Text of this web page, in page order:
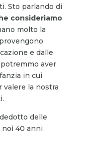
Sto parlando di
consideriamo
molto la
e dalle
aver
in cui
valere la nostra
delle
noi 40 anni